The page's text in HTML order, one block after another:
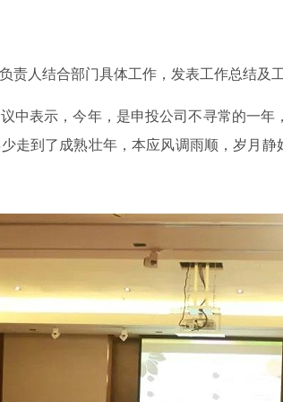
责人结合部门具体工作，发表工作总结及工
中表示，今年，是申投公司不寻常的一
走到了成熟壮年，本应风调雨顺，岁月